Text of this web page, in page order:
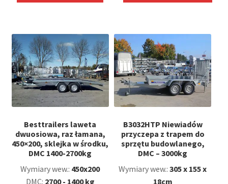
Besttrailers laweta
dwuosiowa, raz łamana,
450×200, sklejka w środku,
DMC 1400-2700kg
Wymiary wew.: 450x200
DMC: 2700 - 1400 kg
B3032HTP Niewiadów
przyczepa z trapem do
sprzętu budowlanego,
DMC – 3000kg
Wymiary wew.:305 x 155 x
18cm